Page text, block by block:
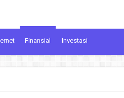
Finansial Investasi